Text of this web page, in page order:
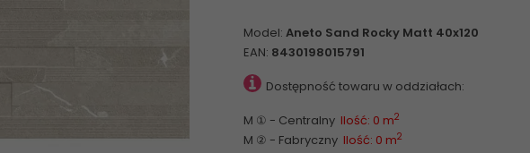
Model: Aneto Sand Rocky Matt 40x120
EAN: 8430198015791
Dostępność towaru w oddziałach:
M ① - Centralny Ilość: 0 m2
M ② - Fabryczny Ilość: 0 m2